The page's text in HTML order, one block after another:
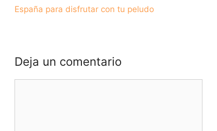
España para disfrutar con tu peludo
Deja un comentario